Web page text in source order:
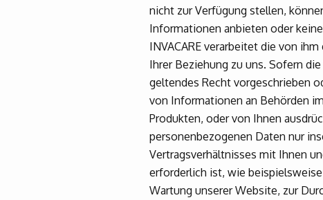
nicht zur Verfügung stellen,
Informationen anbieten oder
INVACARE verarbeitet die von
Ihrer Beziehung zu uns. Sofern
geltendes Recht vorgeschrieben
von Informationen an Behörden
Produkten, oder von Ihnen
personenbezogenen Daten nur
Vertragsverhältnisses mit Ihnen
erforderlich ist, wie
Wartung unserer Website, zur